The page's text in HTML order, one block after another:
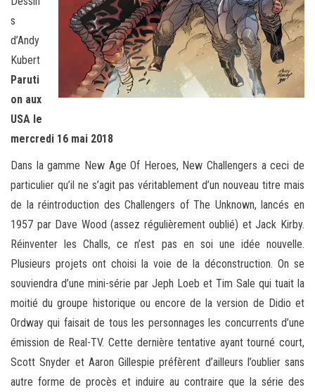
s
d’Andy
Kubert
Paruti
on aux
USA le
mercredi 16 mai 2018
Dans la gamme New Age Of Heroes, New Challengers a ceci de
particulier qu’il ne s’agit pas véritablement d’un nouveau titre mais
de la réintroduction des Challengers of The Unknown, lancés en
1957 par Dave Wood (assez régulièrement oublié) et Jack Kirby.
Réinventer les Challs, ce n’est pas en soi une idée nouvelle.
Plusieurs projets ont choisi la voie de la déconstruction. On se
souviendra d’une mini-série par Jeph Loeb et Tim Sale qui tuait la
moitié du groupe historique ou encore de la version de Didio et
Ordway qui faisait de tous les personnages les concurrents d’une
émission de Real-TV. Cette dernière tentative ayant tourné court,
Scott Snyder et Aaron Gillespie préfèrent d’ailleurs l’oublier sans
autre forme de procès et induire au contraire que la série des